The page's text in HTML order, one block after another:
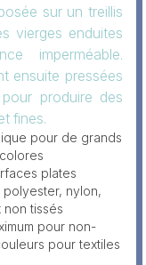
sur un treillis
vierges enduites
imperméable.
ensuite pressées
produire des
fines.
pour de grands
plates
nylon,
non tissés
pour non-
pour textiles